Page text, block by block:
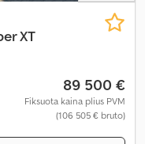
XT
89 500 €
Fiksuota kaina plius PVM
(106 505 € bruto)